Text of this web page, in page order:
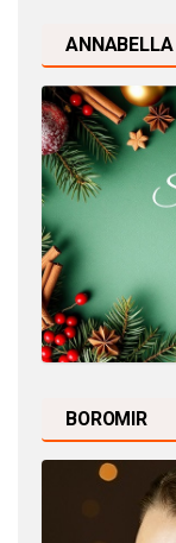
ANNABELLA
BOROMIR